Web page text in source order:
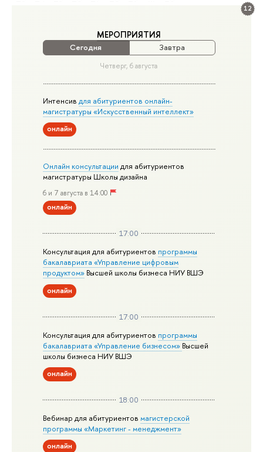
12
МЕРОПРИЯТИЯ
Сегодня Завтра
Четверг, 6 августа
Интенсивдля абитуриентов онлайн-
магистратуры «Искусственный интеллект»
онлайн
Онлайн консультации для абитуриентов
магистратуры Школы дизайна
6 и 7 августа в 14:00
онлайн
17:00
Консультация для абитуриентов программы
бакалавриата «Управление цифровым
продуктом» Высшей школы бизнеса НИУ ВШЭ
онлайн
17:00
Консультация для абитуриентов программы
бакалавриата «Управление бизнесом» Высшей
школы бизнеса НИУ ВШЭ
онлайн
18:00
Вебинар для абитуриентовмагистерской
программы «Маркетинг - менеджмент»
онлайн